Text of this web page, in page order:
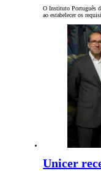
O Instituto Português
ao estabelecer os
Unicer